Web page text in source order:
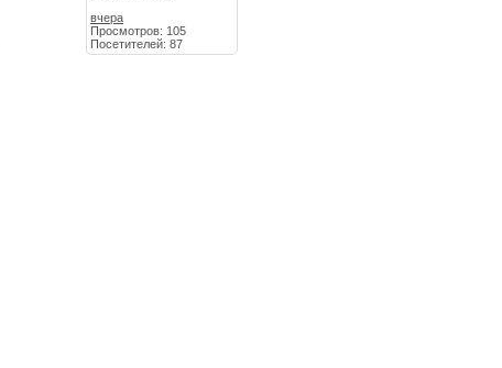
вчера
Просмотров: 105
Посетителей: 87